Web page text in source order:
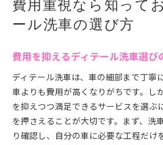
費用重視なら知って
ール洗車の選び方
費用を抑えるディテール洗車選び
ディテール洗車は、車の細部まで丁寧
車よりも費用が高くなりがちです。し
を抑えつつ満足できるサービスを選ぶ
を押さえることが大切です。まず、洗
り確認し、自分の車に必要な工程だけ